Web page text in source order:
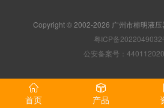
Copyright © 2002-2026 广州市榕明液压
粤ICP备2022049032
公安备案号：
首页 产品